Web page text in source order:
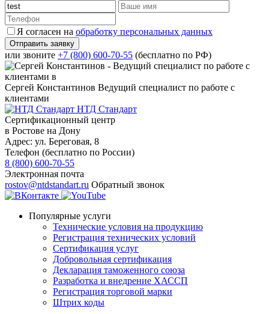
Я согласен на обработку персональных данных
или звоните +7 (800) 600-70-55 (бесплатно по РФ)
Сергей Константинов Ведущий специалист по работе с
клиентами
НТД Стандарт
Сертификационный центр
в Ростове на Дону
Адрес: ул. ​Береговая, 8
Телефон (бесплатно по России)
8 (800) 600-70-55
Электронная почта
rostov@ntdstandart.ru Обратный звонок
Популярные услуги
Технические условия на продукцию
Регистрация технических условий
Сертификация услуг
Добровольная сертификация
Декларация таможенного союза
Разработка и внедрение ХАССП
Регистрация торговой марки
Штрих коды